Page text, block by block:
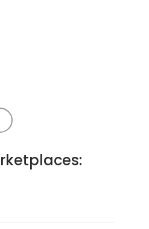
meios para tal.
outro lado, ele está
que está rolando